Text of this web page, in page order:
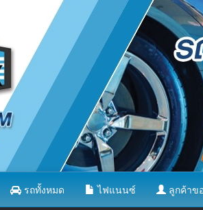
รถทั้งหมด ไฟแนนซ์ ลูกค้าข